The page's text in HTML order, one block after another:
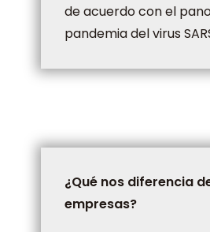
de acuerdo con el
pandemia del virus
¿Qué nos diferencia
empresas?